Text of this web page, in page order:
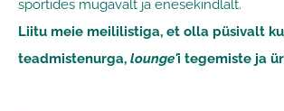
sportides mugavalt ja enesekindlalt.
Liitu meie meililistiga, et olla püsivalt
teadmistenurga, lounge'i tegemiste ja